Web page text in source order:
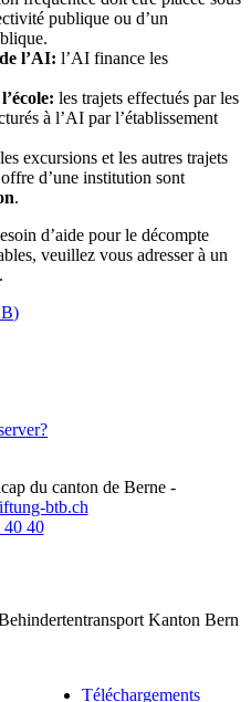
publique ou d’un
l’AI: l’AI finance les
les trajets effectués par les
à l’AI par l’établissement
les excursions et les autres trajets
d’une institution sont
.
d’aide pour le décompte
veuillez vous adresser à un
)
du canton de Berne -
btb.ch
40 40
Kanton Bern
Téléchargements